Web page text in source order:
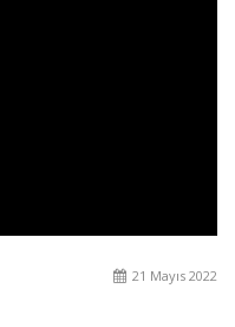
21 Mayıs 2022